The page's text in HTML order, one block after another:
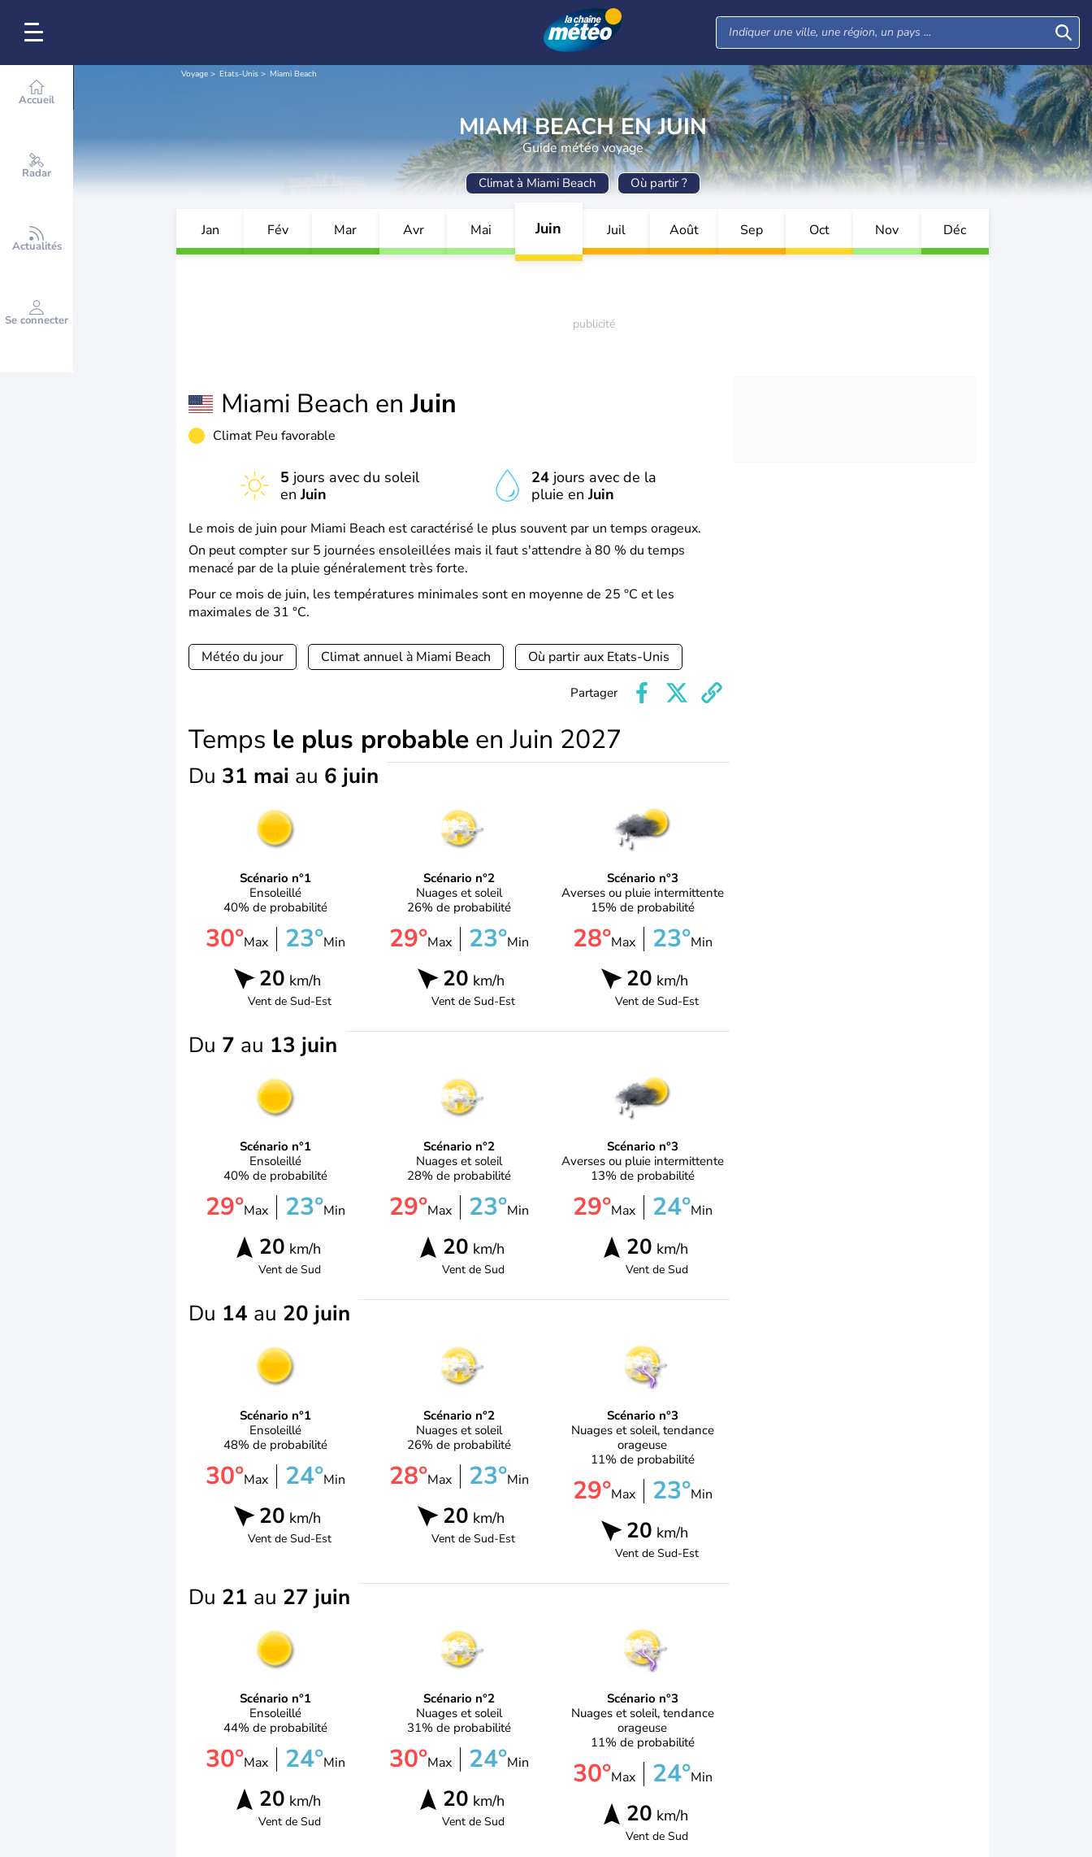
Accueil
Radar
Actualités
Se connecter
Voyage Etats-Unis Miami Beach
MIAMI BEACH EN JUIN
Guide météo voyage
Climat à Miami Beach Où partir ?
Jan Fév Mar Avr Mai Juin Juil Août Sep Oct Nov Déc
Miami Beach enJuin
Climat Peu favorable
5 jours avec du soleil
enJuin
24 jours avec de la
pluie enJuin
Le mois de juin pour Miami Beach est caractérisé le plus souvent par un temps orageux.
On peut compter sur 5 journées ensoleillées mais il faut s'attendre à 80 % du temps
menacé par de la pluie généralement très forte.
Pour ce mois de juin, les températures minimales sont en moyenne de 25 °C et les
maximales de 31 °C.
Météo du jour Climat annuel à Miami Beach Où partir aux Etats-Unis
Partager
Temps le plus probable en Juin 2027
Du 31 mai au 6 juin
Scénario n°1
Ensoleillé
40% de probabilité
30°Max 23°Min
20 km/h
Vent deSud-Est
Scénario n°2
Nuages et soleil
26% de probabilité
29°Max 23°Min
20 km/h
Vent deSud-Est
Scénario n°3
Averses ou pluie intermittente
15% de probabilité
28°Max 23°Min
20 km/h
Vent deSud-Est
Du 7 au 13 juin
Scénario n°1
Ensoleillé
40% de probabilité
29°Max 23°Min
20 km/h
Vent deSud
Scénario n°2
Nuages et soleil
28% de probabilité
29°Max 23°Min
20 km/h
Vent deSud
Scénario n°3
Averses ou pluie intermittente
13% de probabilité
29°Max 24°Min
20 km/h
Vent deSud
Du 14 au 20 juin
Scénario n°1
Ensoleillé
48% de probabilité
30°Max 24°Min
20 km/h
Vent deSud-Est
Scénario n°2
Nuages et soleil
26% de probabilité
28°Max 23°Min
20 km/h
Vent deSud-Est
Scénario n°3
Nuages et soleil, tendance
orageuse
11% de probabilité
29°Max 23°Min
20 km/h
Vent deSud-Est
Du 21 au 27 juin
Scénario n°1
Ensoleillé
44% de probabilité
30°Max 24°Min
20 km/h
Vent deSud
Scénario n°2
Nuages et soleil
31% de probabilité
30°Max 24°Min
20 km/h
Vent deSud
Scénario n°3
Nuages et soleil, tendance
orageuse
11% de probabilité
30°Max 24°Min
20 km/h
Vent deSud